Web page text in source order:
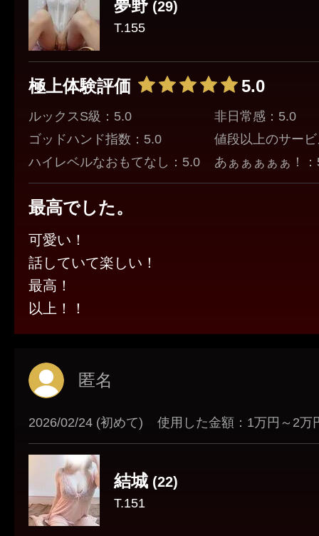
夢野 (29)
T.155
極上体験評価 5.0
ルックスS級：5.0
ゴッドハンド指数：5.0
ハイレベルなおもてなし：5.0
非日常感：5.0
値段以上のサー
あぁぁぁぁぁ！
最高でした。
可愛い！
話していて楽しい！
最高！
以上！！
匿名
2026/02/24 (初めて) 使用した金額：1万円～2万
結城 (22)
T.151